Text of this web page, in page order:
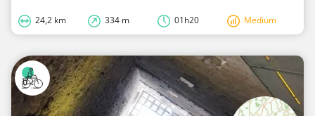
24,2 km 334 m 01h20 Medium